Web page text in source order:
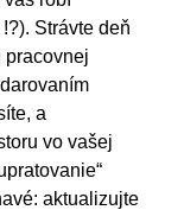
Strávte deň
pracovnej
a
vo vašej
aktualizujte